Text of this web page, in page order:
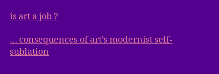
is art a job ?
… consequences of art’s modernist self-
sublation